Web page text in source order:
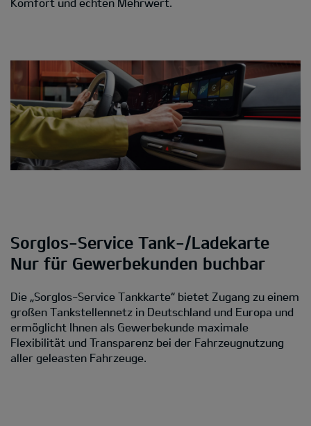
Sorglos-Service Tank-/Ladekarte
Nur für Gewerbekunden buchbar
Die „Sorglos-Service Tankkarte“ bietet Zugang zu einem
großen Tankstellennetz in Deutschland und Europa und
ermöglicht Ihnen als Gewerbekunde maximale
Flexibilität und Transparenz bei der Fahrzeugnutzung
aller geleasten Fahrzeuge.